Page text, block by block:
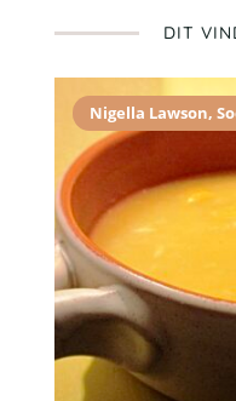
DIT
Nigella Lawson,